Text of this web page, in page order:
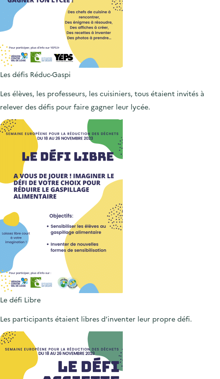
Les défis Réduc-Gaspi
Les élèves, les professeurs, les cuisiniers, tous étaient invités à
relever des défis pour faire gagner leur lycée.
Le défi Libre
Les participants étaient libres d’inventer leur propre défi.